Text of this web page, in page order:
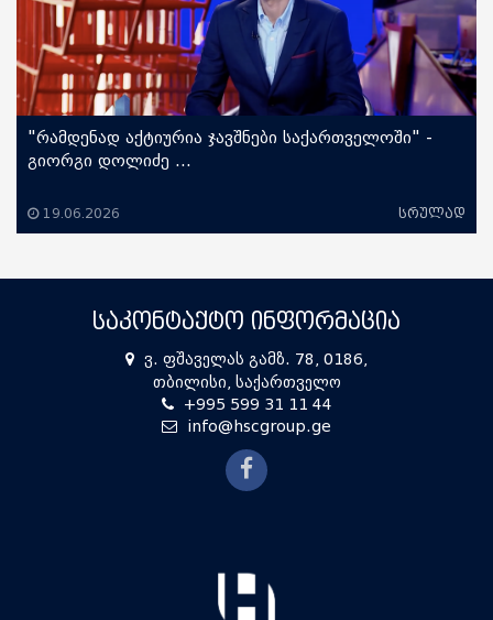
"რამდენად აქტიურია ჯავშნები საქართველოში" -
გიორგი დოლიძე ...
19.06.2026 სრულად
ᲡᲐᲙᲝᲜᲢᲐᲥᲢᲝ ᲘᲜᲤᲝᲠᲛᲐᲪᲘᲐ
ვ. ფშაველას გამზ. 78, 0186,
თბილისი, საქართველო
+995 599 31 11 44
info@hscgroup.ge